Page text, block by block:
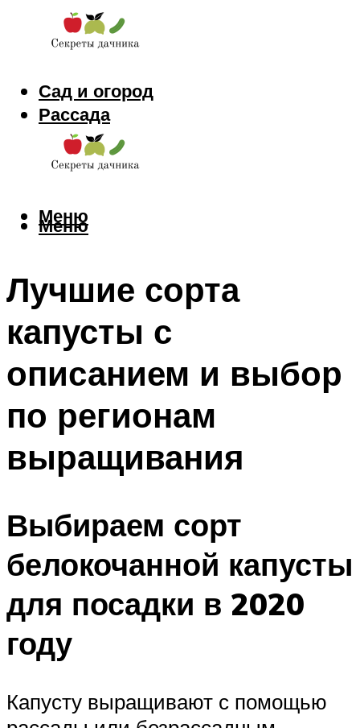
Сад и огород
Рассада
Цветы
Заготовки
Меню
Меню
Лучшие сорта
капусты с
описанием и выбор
по регионам
выращивания
Выбираем сорт
белокочанной капусты
для посадки в 2020
году
Капусту выращивают с помощью